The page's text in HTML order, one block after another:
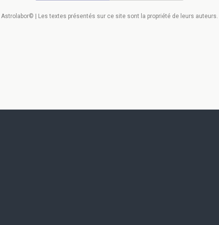
Astrolabor© | Les textes présentés sur ce site sont la propriété de leurs auteurs.